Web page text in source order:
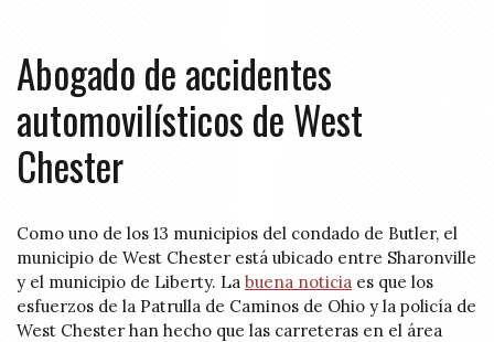
Abogado de accidentes
automovilísticos de West
Chester
Como uno de los 13 municipios del condado de Butler, el
municipio de West Chester está ubicado entre Sharonville
y el municipio de Liberty. La buena noticia es que los
esfuerzos de la Patrulla de Caminos de Ohio y la policía de
West Chester han hecho que las carreteras en el área